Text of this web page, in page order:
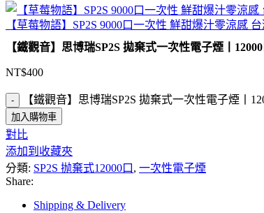
【草莓物語】SP2S 9000口一次性 鮮甜爆汁零涼感
【鐵觀音】思博瑞SP2S 拋棄式一次性電子煙丨
NT$400
【鐵觀音】思博瑞SP2S 拋棄式一次性電子煙丨
加入購物車
對比
添加到收藏夾
分類: SP2S 抛棄式12000口 , 一次性電子煙
Share:
Shipping & Delivery